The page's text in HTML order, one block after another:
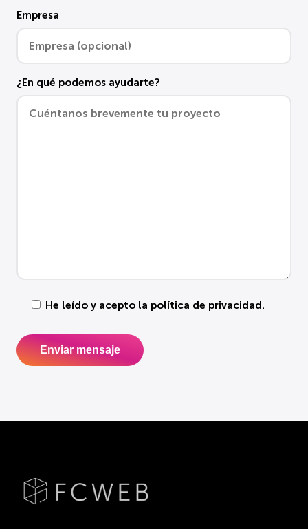
Empresa
¿En qué podemos ayudarte?
He leído y acepto la política de privacidad.